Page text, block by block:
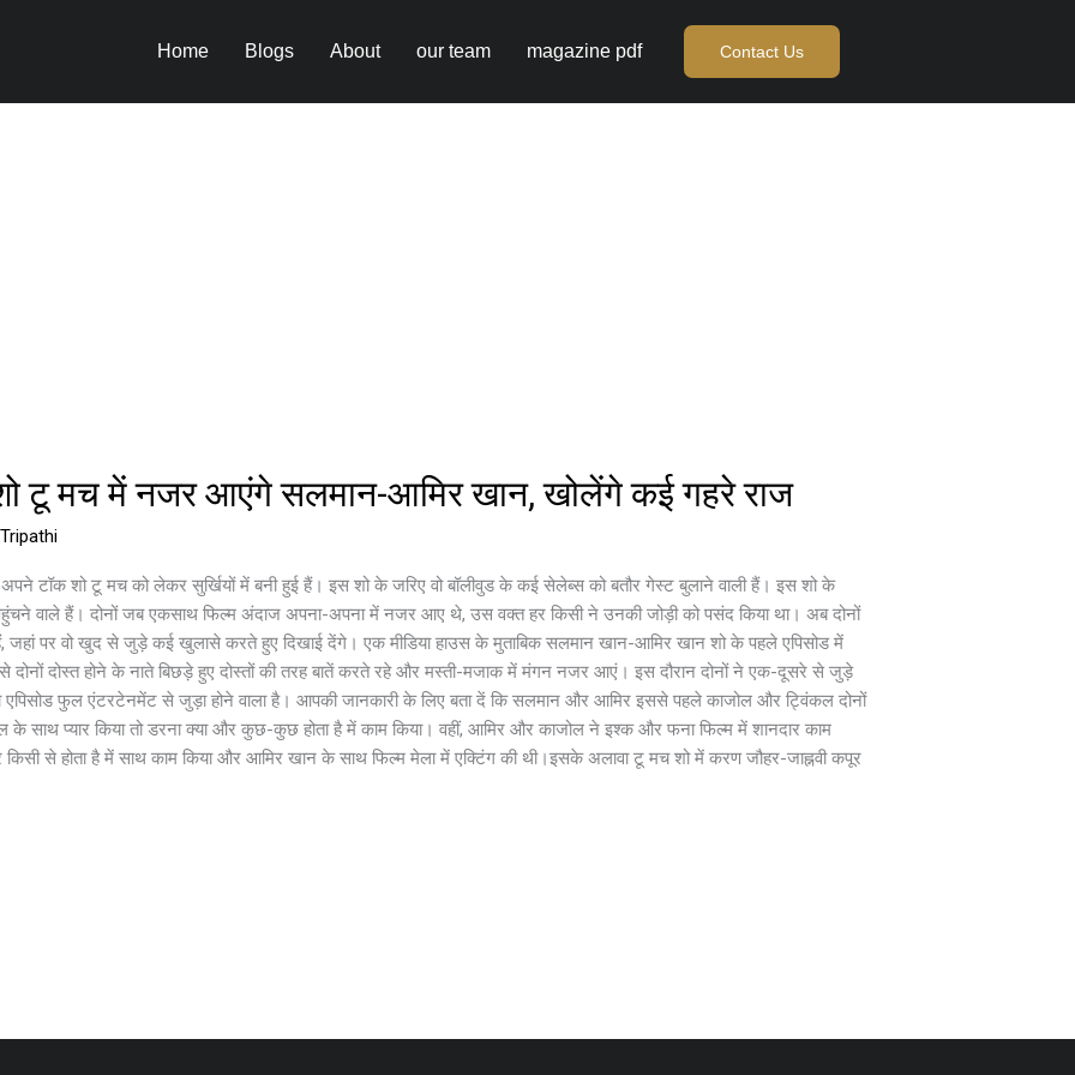
Home Blogs About our team magazine pdf Contact Us
टू मच में नजर आएंगे सलमान-आमिर खान, खोलेंगे कई गहरे राज
टॉक शो टू मच को लेकर सुर्खियों में बनी हुई हैं। इस शो के जरिए वो बॉलीवुड के कई सेलेब्स को बतौर गेस्ट बुलाने वाली हैं। इस शो के
वाले हैं। दोनों जब एकसाथ फिल्म अंदाज अपना-अपना में नजर आए थे, उस वक्त हर किसी ने उनकी जोड़ी को पसंद किया था। अब दोनों
पर वो खुद से जुड़े कई खुलासे करते हुए दिखाई देंगे। एक मीडिया हाउस के मुताबिक सलमान खान-आमिर खान शो के पहले एपिसोड में
दोस्त होने के नाते बिछड़े हुए दोस्तों की तरह बातें करते रहे और मस्ती-मजाक में मंगन नजर आएं। इस दौरान दोनों ने एक-दूसरे से जुड़े
एपिसोड फुल एंटरटेनमेंट से जुड़ा होने वाला है। आपकी जानकारी के लिए बता दें कि सलमान और आमिर इससे पहले काजोल और ट्विंकल दोनों
प्यार किया तो डरना क्या और कुछ-कुछ होता है में काम किया। वहीं, आमिर और काजोल ने इश्क और फना फिल्म में शानदार काम
से होता है में साथ काम किया और आमिर खान के साथ फिल्म मेला में एक्टिंग की थी।इसके अलावा टू मच शो में करण जौहर-जाह्नवी कपूर